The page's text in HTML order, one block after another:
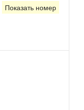
Показать номер